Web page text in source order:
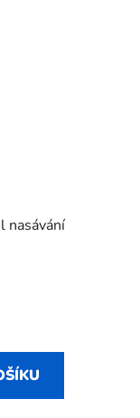
nasávání